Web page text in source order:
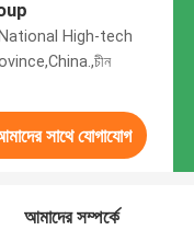
High-tech
সাথে যোগাযোগ
আমাদের সম্পর্কে